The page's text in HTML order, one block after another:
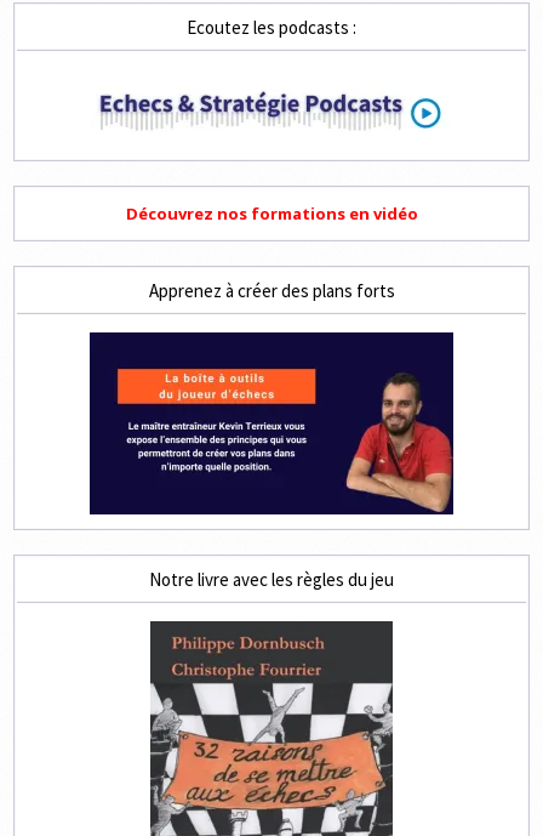
Ecoutez les podcasts :
Découvrez nos formations en vidéo
Apprenez à créer des plans forts
Notre livre avec les règles du jeu